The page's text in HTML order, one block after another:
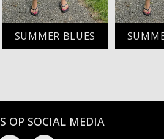
SUMMER BLUES
OP SOCIAL MEDIA